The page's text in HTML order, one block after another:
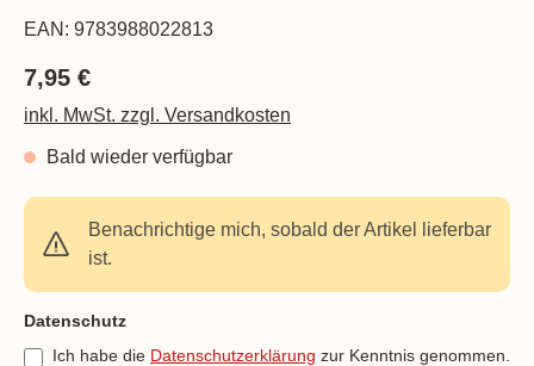
EAN: 9783988022813
7,95 €
inkl. MwSt. zzgl. Versandkosten
Bald wieder verfügbar
Benachrichtige mich, sobald der Artikel lieferbar
ist.
Feld nicht ausfüllen(Spam Schutz)
Datenschutz
Ich habe die Datenschutzerklärung zur Kenntnis genommen.